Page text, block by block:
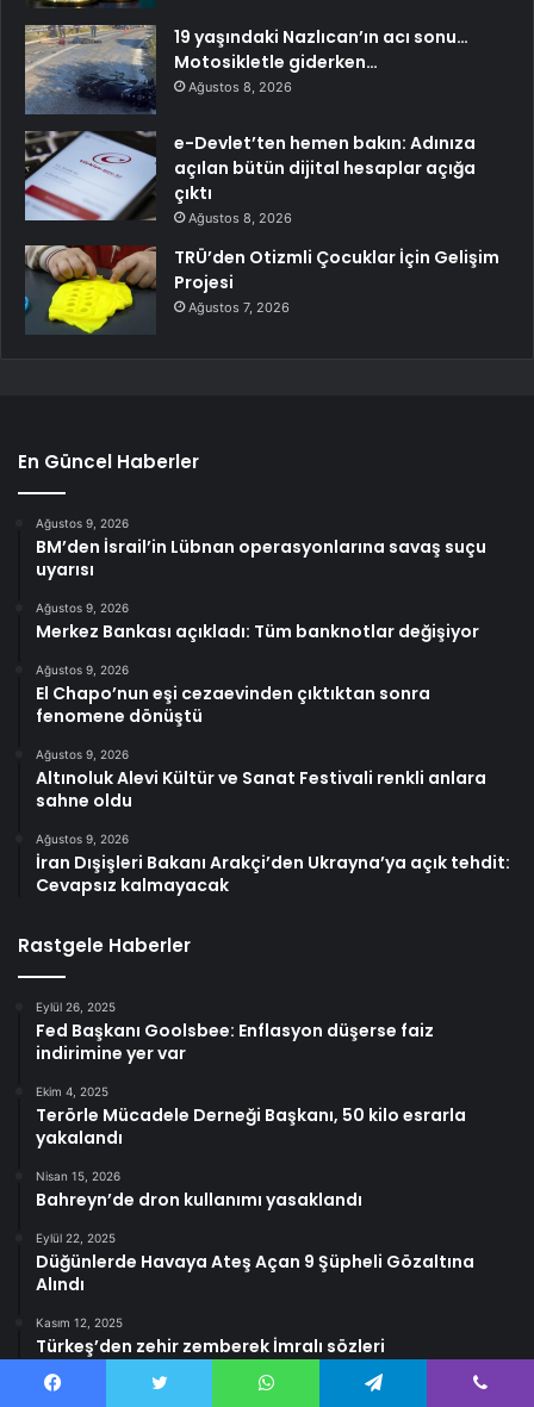
19 yaşındaki Nazlıcan’ın acı sonu…
Motosikletle giderken…
Ağustos 8, 2026
e-Devlet’ten hemen bakın: Adınıza
açılan bütün dijital hesaplar açığa
çıktı
Ağustos 8, 2026
TRÜ’den Otizmli Çocuklar İçin Gelişim
Projesi
Ağustos 7, 2026
En Güncel Haberler
Ağustos 9, 2026
BM’den İsrail’in Lübnan operasyonlarına savaş suçu
uyarısı
Ağustos 9, 2026
Merkez Bankası açıkladı: Tüm banknotlar değişiyor
Ağustos 9, 2026
El Chapo’nun eşi cezaevinden çıktıktan sonra
fenomene dönüştü
Ağustos 9, 2026
Altınoluk Alevi Kültür ve Sanat Festivali renkli anlara
sahne oldu
Ağustos 9, 2026
İran Dışişleri Bakanı Arakçi’den Ukrayna’ya açık tehdit:
Cevapsız kalmayacak
Rastgele Haberler
Eylül 26, 2025
Fed Başkanı Goolsbee: Enflasyon düşerse faiz
indirimine yer var
Ekim 4, 2025
Terörle Mücadele Derneği Başkanı, 50 kilo esrarla
yakalandı
Nisan 15, 2026
Bahreyn’de dron kullanımı yasaklandı
Eylül 22, 2025
Düğünlerde Havaya Ateş Açan 9 Şüpheli Gözaltına
Alındı
Kasım 12, 2025
Türkeş’den zehir zemberek İmralı sözleri